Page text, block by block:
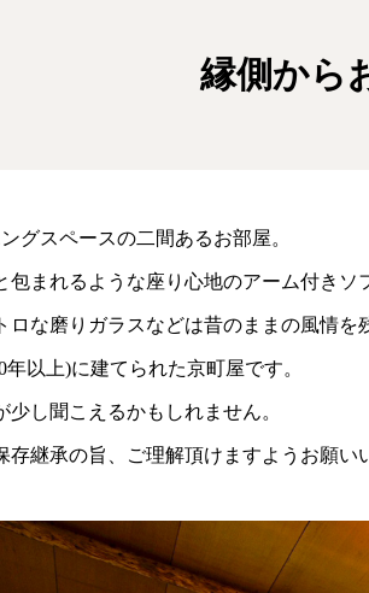
縁側から
グスペースの二間あるお部屋。
包まれるような座り心地のアーム付き
ロな磨りガラスなどは昔のままの風情を
以上)に建てられた京町屋です。
少し聞こえるかもしれません。
存継承の旨、ご理解頂けますようお願い